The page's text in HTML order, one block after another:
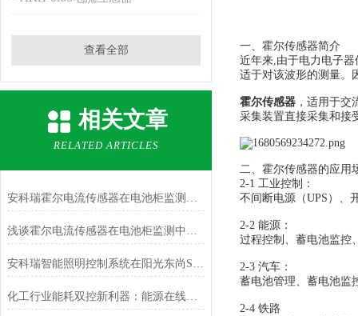
查看全部
相关文章
RELATED ARTICLES
安科瑞霍尔电流传感器在电池柜监测中的应用
浅谈霍尔电流传感器在电池柜监测中的应用
安科瑞智能照明控制系统在阳光东尚S5地块的设计和应用
化工行业能耗双控新利器：能源在线监测系统如何破解高耗能困局？
一、霍尔传感器简介
近年来,由于电力电子
适于对该波形的测量。
霍尔传感器 ，适用于
采集装置直接采集和接
二、霍尔传感器的应用
2-1 工业控制：
不间断电源（UPS）、
2-2 能源：
过程控制、蓄电池监控
2-3 汽车：
蓄电池管理、蓄电池监
2-4 铁路